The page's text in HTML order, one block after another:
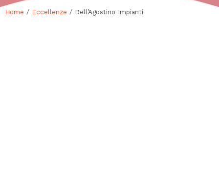
Home / Eccellenze / Dell’Agostino Impianti